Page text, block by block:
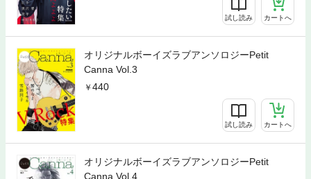
試し読み カートへ
オリジナルボーイズラブアンソロジーPetit
Canna Vol.3
440
試し読み カートへ
オリジナルボーイズラブアンソロジーPetit
Canna Vol.4